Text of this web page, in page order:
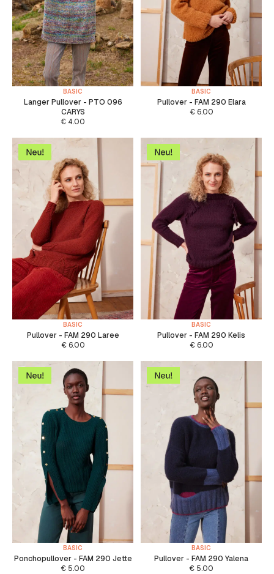
BASIC
Langer Pullover - PTO 096
CARYS
€ 4.00
BASIC
Pullover - FAM 290 Elara
€6.00
BASIC
Pullover - FAM 290 Laree
€6.00
BASIC
Pullover - FAM 290 Kelis
€6.00
BASIC
Ponchopullover - FAM 290 Jette
€ 5.00
BASIC
Pullover - FAM 290 Yalena
€ 5.00